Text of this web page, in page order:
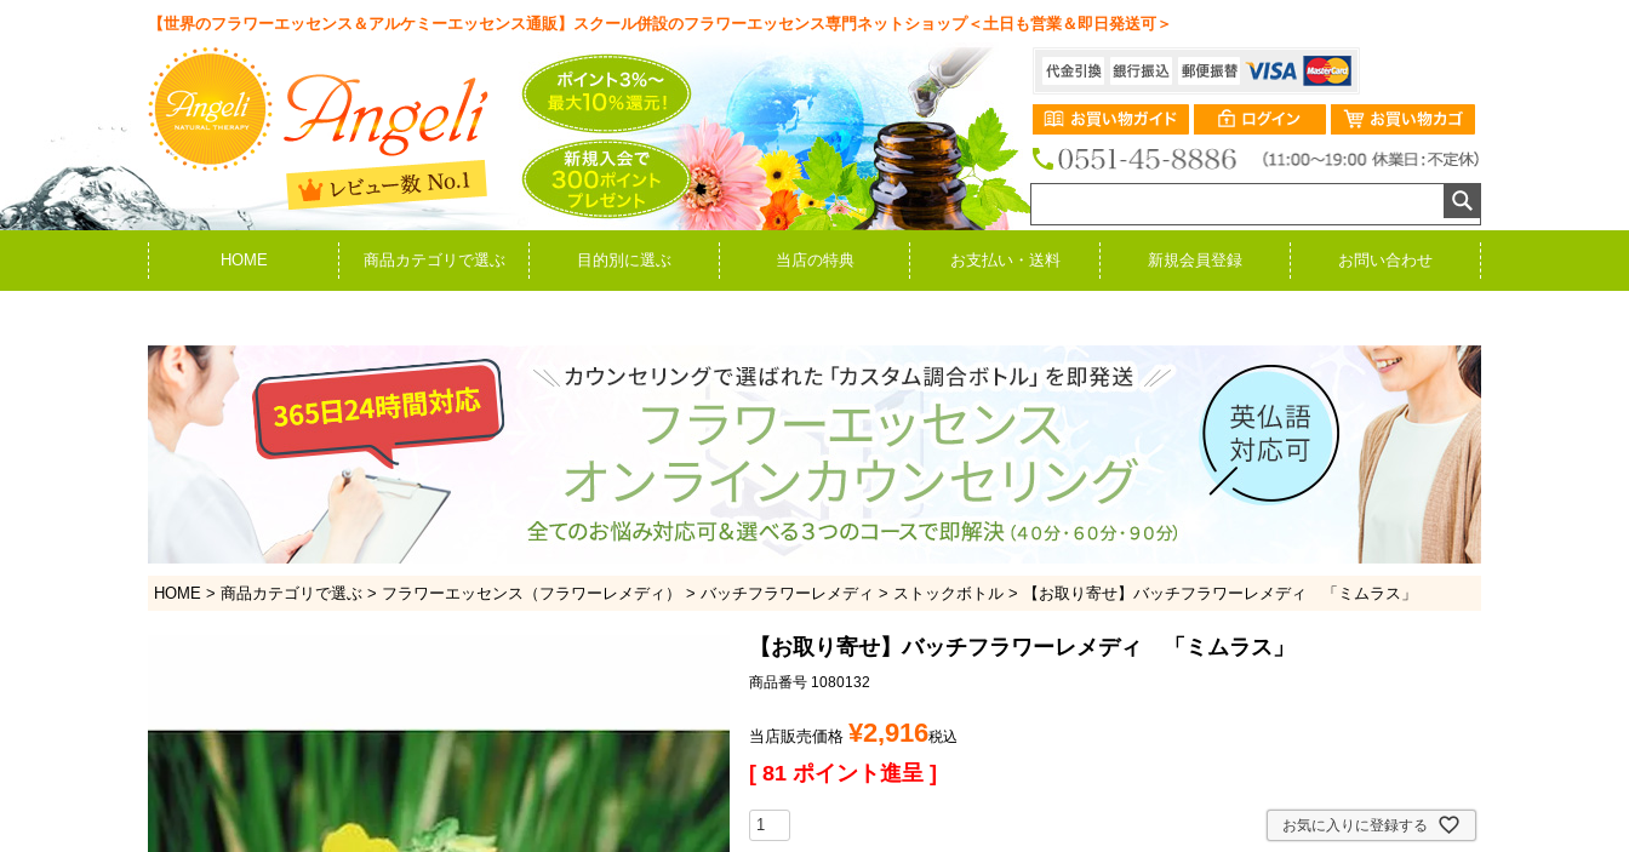
【世界のフラワーエッセンス＆アルケミーエッセンス通販】スクール併設のフラワーエッセンス専門ネットショップ＜土日も営業＆即日発送可＞
HOME 商品カテゴリで選ぶ 目的別に選ぶ 当店の特典 お支払い・送料 新規会員登録 お問い合わせ
HOME 商品カテゴリで選ぶ フラワーエッセンス（フラワーレメディ） バッチフラワーレメディ ストックボトル 【お取り寄せ】バッチフラワーレメディ 「ミムラス」
【お取り寄せ】バッチフラワーレメディ 「ミムラス」
商品番号 1080132
当店販売価格 ¥2,916税込
[ 81 ポイント進呈 ]
お気に入りに登録する